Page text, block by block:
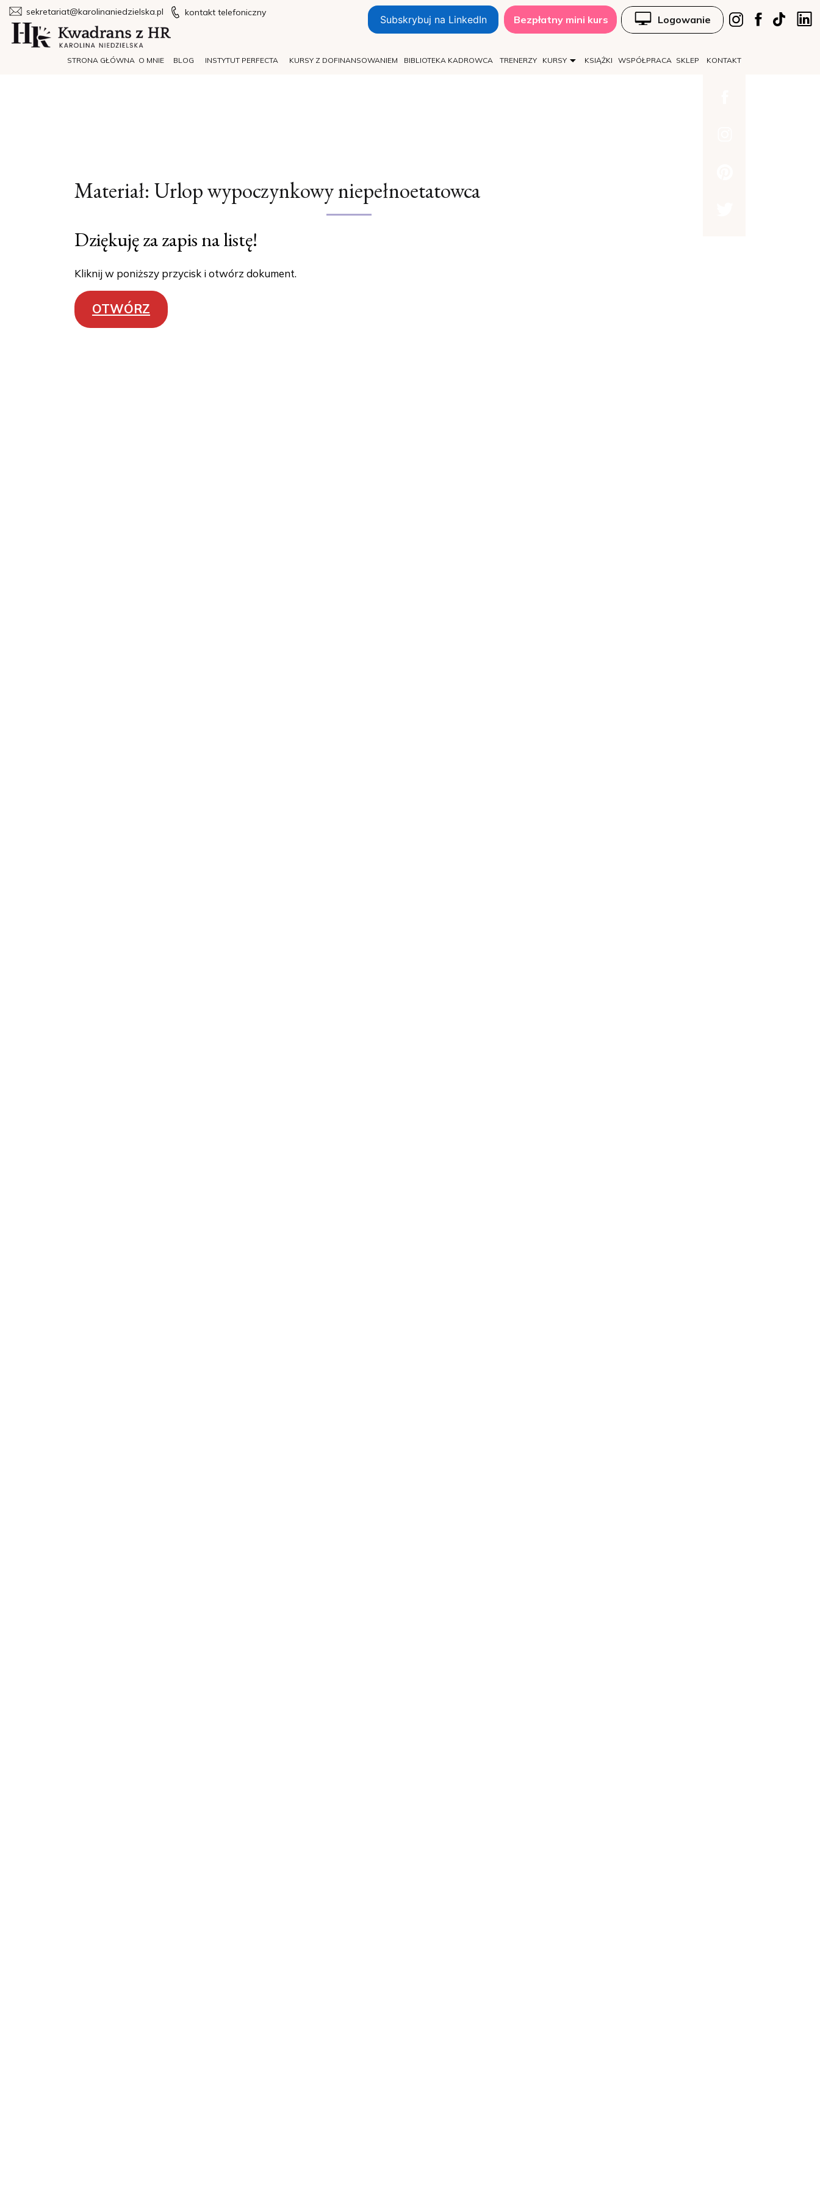
KURSY
O MNIE BIBLIOTEKA KADROWCA WSPÓŁPRACA KONTAKT
INSTYTUT PERFECTA KSIĄŻKI
sekretariat@karolinaniedzielska.pl kontakt telefoniczny
TRENERZY
KURSY Z DOFINANSOWANIEM
STRONA GŁÓWNA
Logowanie
BLOG SKLEP
Subskrybuj na LinkedIn Bezpłatny mini kurs
Materiał: Urlop wypoczynkowy niepełnoetatowca
Dziękuję za zapis na listę!
Kliknij w poniższy przycisk i otwórz dokument.
OTWÓRZ